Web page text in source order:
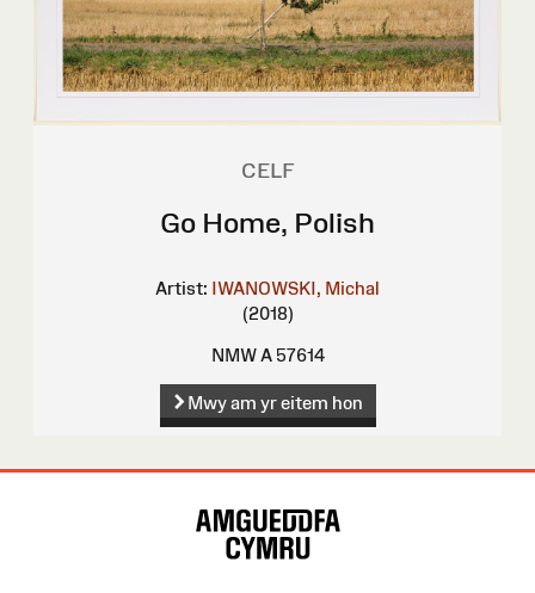
CELF
Go Home, Polish
Artist: IWANOWSKI, Michal
(2018)
NMW A 57614
Mwy am yr eitem hon